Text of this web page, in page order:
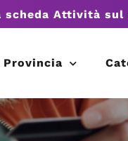
scheda Attività
Provincia